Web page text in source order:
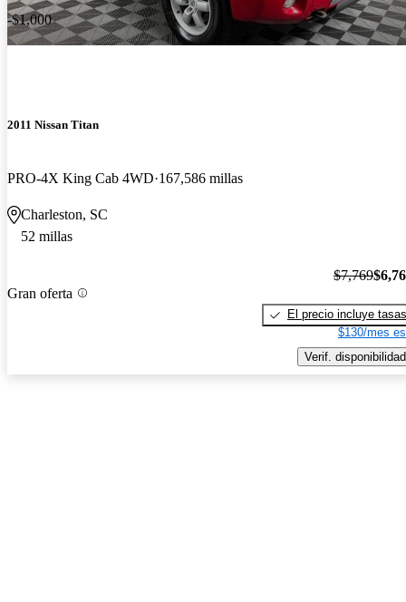
-$1,000
2011 Nissan Titan
PRO-4X King Cab 4WD 167,586 millas
Charleston, SC
52 millas
Gran oferta
$7,769
El precio incluye tasas
$130/mes
Verif. disponibilidad